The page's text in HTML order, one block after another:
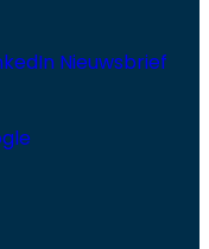
Nieuwsbrief